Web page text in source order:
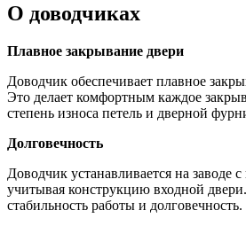
О доводчиках
Плавное закрывание двери
Доводчик обеспечивает плавное
Это делает комфортным каждое
степень износа петель и дверной
Долговечность
Доводчик устанавливается на заводе
учитывая конструкцию входной
стабильность работы и долговечность.